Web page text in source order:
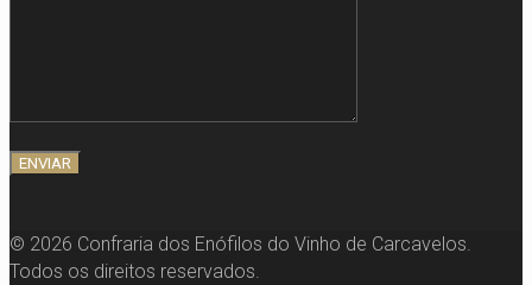
© 2026 Confraria dos Enófilos do Vinho de Carcavelos.
Todos os direitos reservados.